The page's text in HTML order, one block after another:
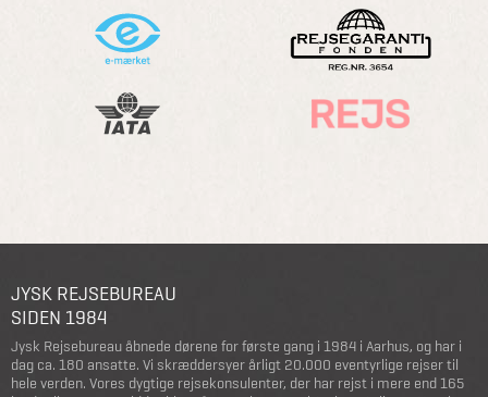
JYSK REJSEBUREAU
SIDEN 1984
Jysk Rejsebureau åbnede dørene for første gang i 1984 i Aarhus, og har i
dag ca. 180 ansatte. Vi skræddersyer årligt 20.000 eventyrlige rejser til
hele verden. Vores dygtige rejsekonsulenter, der har rejst i mere end 165